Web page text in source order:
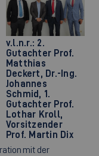
v.l.n.r.: 2.
Gutachter Prof.
Matthias
Deckert, Dr.-Ing.
Johannes
Schmid, 1.
Gutachter Prof.
Lothar Kroll,
Vorsitzender
Prof. Martin Dix
mit der